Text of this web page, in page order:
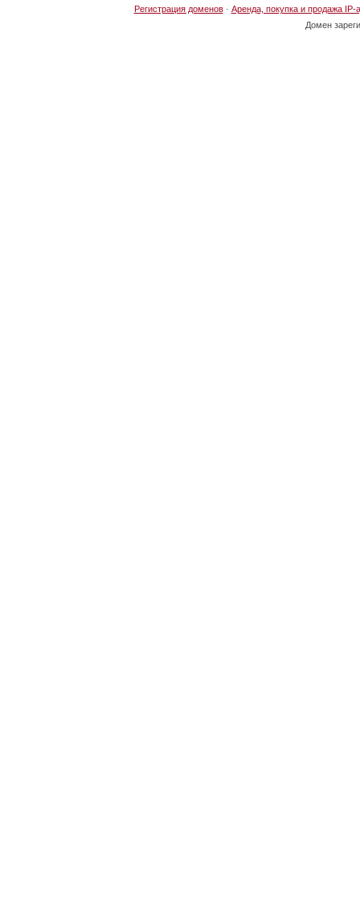
Регистрация доменов· Аренда, покупка и продажа IP-
Домен